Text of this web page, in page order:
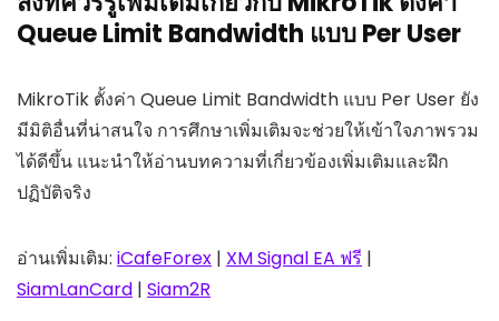
Queue Limit Bandwidth แบบ Per User
MikroTik ตั้งค่า Queue Limit Bandwidth แบบ Per User ยัง
มีมิติอื่นที่น่าสนใจ การศึกษาเพิ่มเติมจะช่วยให้เข้าใจภาพรวม
ได้ดีขึ้น แนะนำให้อ่านบทความที่เกี่ยวข้องเพิ่มเติมและฝึก
ปฏิบัติจริง
อ่านเพิ่มเติม: iCafeForex | XM Signal EA ฟรี |
SiamLanCard | Siam2R